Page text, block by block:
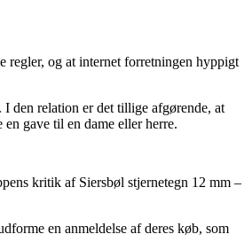
regler, og at internet forretningen hyppigt
den relation er det tillige afgørende, at
gave til en dame eller herre.
kritik af Siersbøl stjernetegn 12 mm –
en anmeldelse af deres køb, som